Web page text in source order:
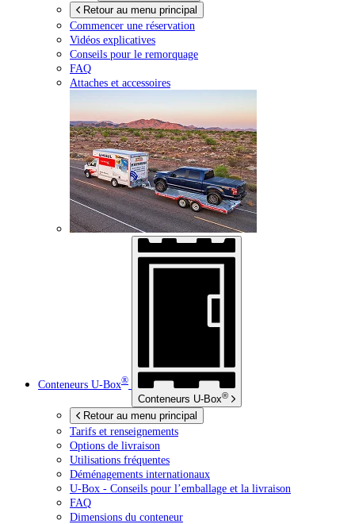
Retour au menu principal
Commencer une réservation
Vidéos explicatives
Conseils pour le remorquage
FAQ
Attaches et accessoires
Conteneurs U-Box®
Conteneurs U-Box®
Retour au menu principal
Tarifs et renseignements
Options de livraison
Utilisations fréquentes
Déménagements internationaux
U-Box - Conseils pour l’emballage et la livraison
FAQ
Dimensions du conteneur